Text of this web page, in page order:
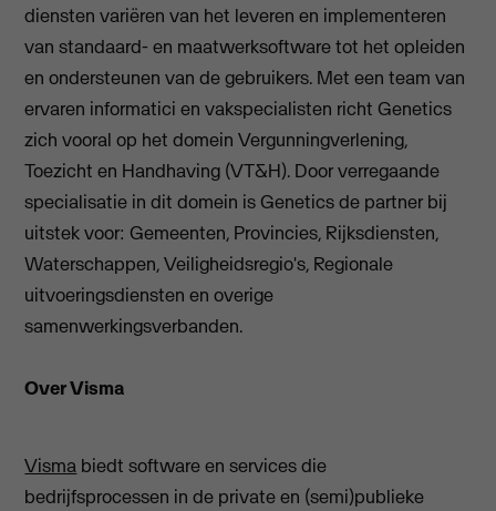
diensten variëren van het leveren en implementeren
van standaard- en maatwerksoftware tot het opleiden
en ondersteunen van de gebruikers. Met een team van
ervaren informatici en vakspecialisten richt Genetics
zich vooral op het domein Vergunningverlening,
Toezicht en Handhaving (VT&H). Door verregaande
specialisatie in dit domein is Genetics de partner bij
uitstek voor: Gemeenten, Provincies, Rijksdiensten,
Waterschappen, Veiligheidsregio's, Regionale
uitvoeringsdiensten en overige
samenwerkingsverbanden.
Over Visma
Visma biedt software en services die
bedrijfsprocessen in de private en (semi)publieke